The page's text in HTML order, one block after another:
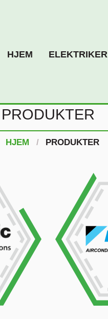
HJEM ELEKTRIKER
PRODUKTER
HJEM PRODUKTER